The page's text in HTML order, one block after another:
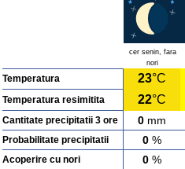
cer senin, fara
nori
Temperatura 23°C
Temperatura resimitita 22°C
Cantitate precipitatii 3 ore 0 mm
Probabilitate precipitatii 0 %
Acoperire cu nori 0 %